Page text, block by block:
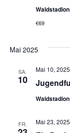
€69
Mai 2025
SA.
10
Mai 10,
FR. Mai 23,